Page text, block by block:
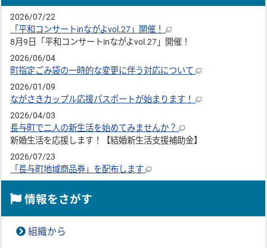
2026/07/22
「平和コンサートinながよvol.27」開催！
8月9日「平和コンサートinながよvol.27」開催！
2026/06/04
町指定ごみ袋の一時的な変更に伴う対応について
2026/01/09
ながさきカップル応援パスポートが始まります！
2026/04/03
長与町で二人の新生活を始めてみませんか？
新婚生活を応援します！【結婚新生活支援補助金】
2026/07/23
「長与町地域商品券」を配布します
情報をさがす
組織から